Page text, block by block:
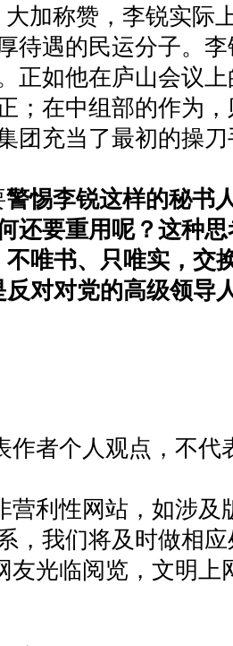
加称赞，李锐实际
待遇的民运分子。
正如他在庐山会议
；在中组部的作为
团充当了最初的操
警惕李锐这样的秘书
还要重用呢？这种
不唯书、只唯实，交
对对党的高级领导
作者个人观点，不代
营利性网站，如涉及
，我们将及时做相
友光临阅览，文明上